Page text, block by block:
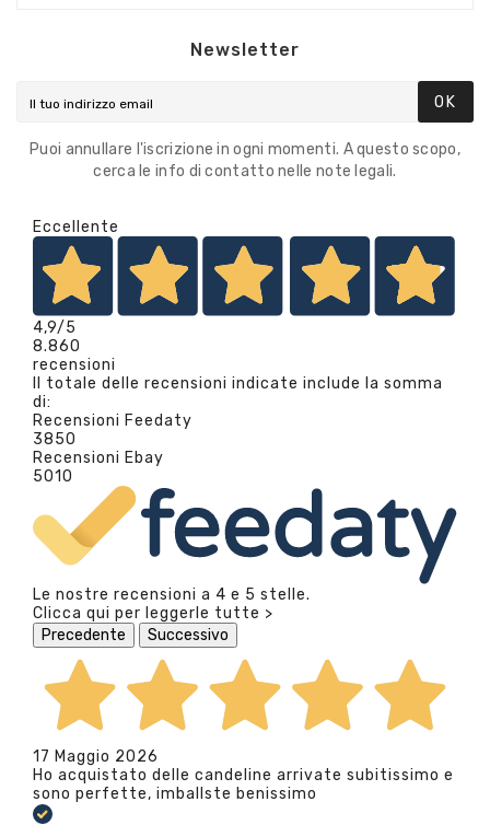
Newsletter
OK
Puoi annullare l'iscrizione in ogni momenti. A questo scopo,
cerca le info di contatto nelle note legali.
Eccellente
4,9/5
8.860
recensioni
Il totale delle recensioni indicate include la somma
di:
Recensioni Feedaty
3850
Recensioni Ebay
5010
Le nostre recensioni a 4 e 5 stelle.
Clicca qui per leggerle tutte >
Precedente
Successivo
17 Maggio 2026
Ho acquistato delle candeline arrivate subitissimo e
sono perfette, imballste benissimo